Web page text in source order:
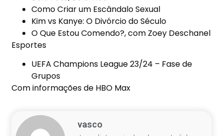
Como Criar um Escândalo Sexual
Kim vs Kanye: O Divórcio do Século
O Que Estou Comendo?, com Zoey Deschanel
Esportes
UEFA Champions League 23/24 – Fase de
Grupos
Com informações de HBO Max
vasco